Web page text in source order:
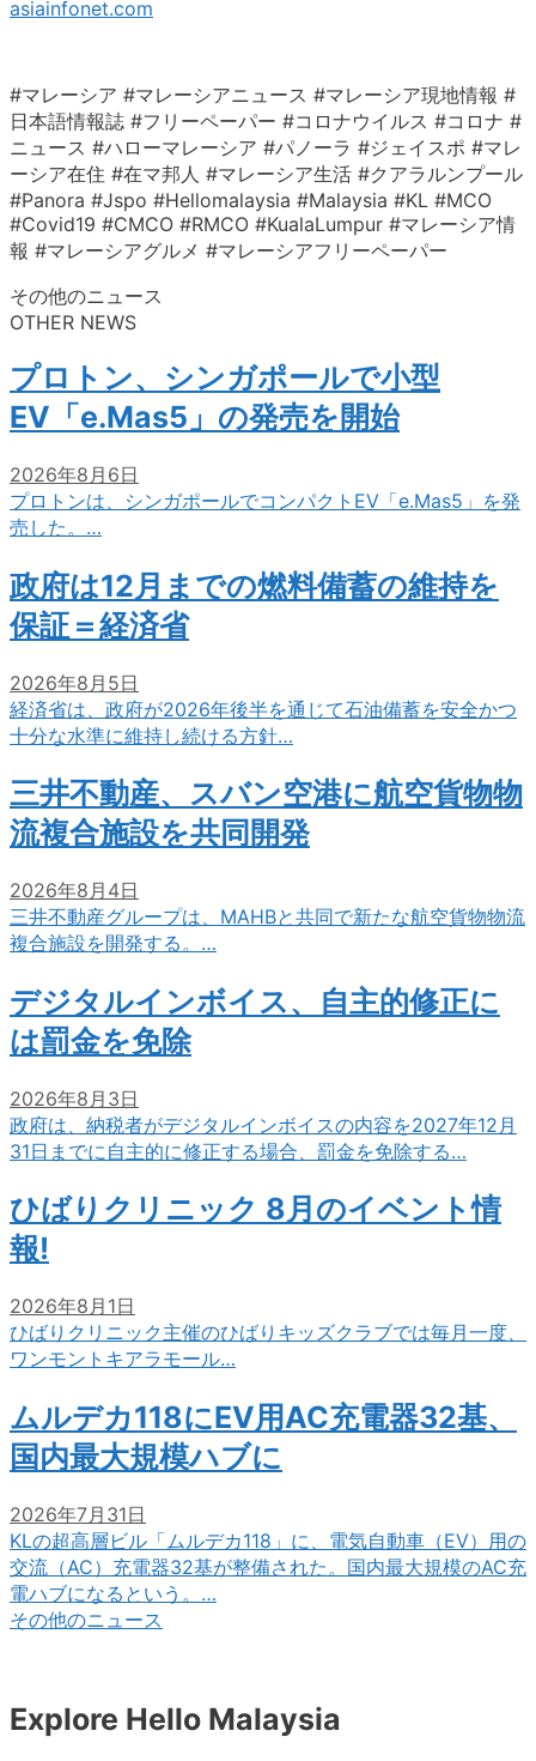
asiainfonet.com
#マレーシア #マレーシアニュース #マレーシア現地情報 #
日本語情報誌 #フリーペーパー #コロナウイルス #コロナ #
ニュース #ハローマレーシア #パノーラ #ジェイスポ #マレ
ーシア在住 #在マ邦人 #マレーシア生活 #クアラルンプール
#Panora #Jspo #Hellomalaysia #Malaysia #KL #MCO
#Covid19 #CMCO #RMCO #KualaLumpur #マレーシア情
報 #マレーシアグルメ #マレーシアフリーペーパー
その他のニュース
OTHER NEWS
プロトン、シンガポールで小型
EV「e.Mas5」の発売を開始
2026年8月6日
プロトンは、シンガポールでコンパクトEV「e.Mas5」を発
売した。…
政府は12月までの燃料備蓄の維持を
保証＝経済省
2026年8月5日
経済省は、政府が2026年後半を通じて石油備蓄を安全かつ
十分な水準に維持し続ける方針…
三井不動産、スバン空港に航空貨物物
流複合施設を共同開発
2026年8月4日
三井不動産グループは、MAHBと共同で新たな航空貨物物流
複合施設を開発する。…
デジタルインボイス、自主的修正に
は罰金を免除
2026年8月3日
政府は、納税者がデジタルインボイスの内容を2027年12月
31日までに自主的に修正する場合、罰金を免除する…
ひばりクリニック 8月のイベント情
報!
2026年8月1日
ひばりクリニック主催のひばりキッズクラブでは毎月一度、
ワンモントキアラモール…
ムルデカ118にEV用AC充電器32基、
国内最大規模ハブに
2026年7月31日
KLの超高層ビル「ムルデカ118」に、電気自動車（EV）用の
交流（AC）充電器32基が整備された。国内最大規模のAC充
電ハブになるという。…
その他のニュース
Explore Hello Malaysia